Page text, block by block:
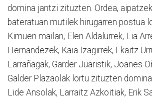
domina jantzi zituzten. Ordea,
bateratuan mutilek hirugarren postua
Kimuen mailan, Elen Aldalurrek, Lia
Hernandezek, Kaia Izagirrek, Ekaitz
Larrañagak, Garder Juaristik, Joanes
Galder Plazaolak lortu zituzten
Lide Ansolak, Larraitz Azkoitiak, Erik